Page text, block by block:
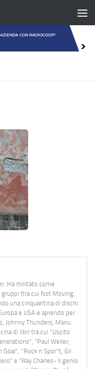
Ha militato come
(tra cui Not Moving,
una cinquantina di dischi
e USA e aprendo per
Johnny Thunders, Manu
di libri tra cui "Uscito
"Paul Weller,
Goal", "Rock n Spor"t, Gil
e "Ray Charles- Il genio